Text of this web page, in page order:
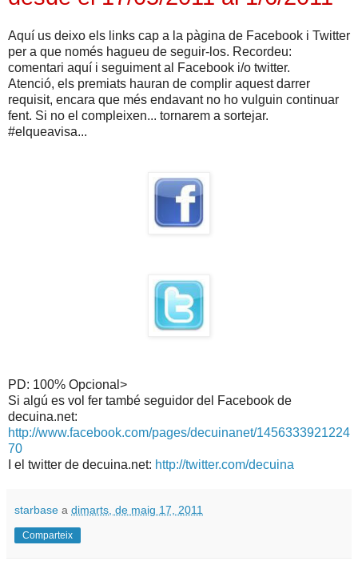
Aquí us deixo els links cap a la pàgina de Facebook i Twitter
per a que només hagueu de seguir-los. Recordeu:
comentari aquí i seguiment al Facebook i/o twitter.
Atenció, els premiats hauran de complir aquest darrer
requisit, encara que més endavant no ho vulguin continuar
fent. Si no el compleixen... tornarem a sortejar.
#elqueavisa...
PD: 100% Opcional>
Si algú es vol fer també seguidor del Facebook de
decuina.net:
http://www.facebook.com/pages/decuinanet/1456333921224
70
I el twitter de decuina.net: http://twitter.com/decuina
starbase a dimarts, de maig 17, 2011
Comparteix